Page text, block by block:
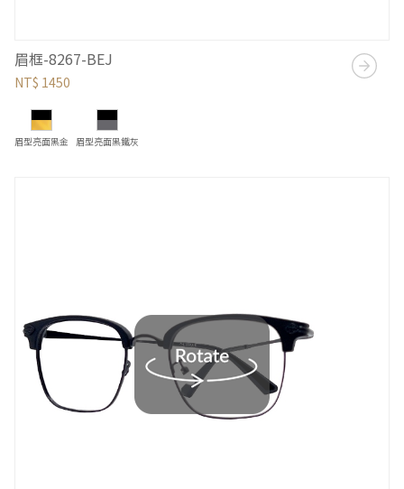
眉框-8267-BEJ
NT$ 1450
眉型亮面黑金 眉型亮面黑鐵灰